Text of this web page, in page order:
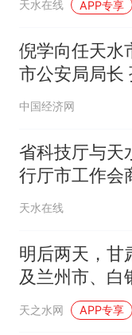
天水在线 APP专享
倪学向任天水
市公安局局长
市长
中国经济网
省科技厅与天
行厅市工作会
天水在线
明后两天，甘
及兰州市、白
市三市局部
上高温天气，
天之水网 APP专享